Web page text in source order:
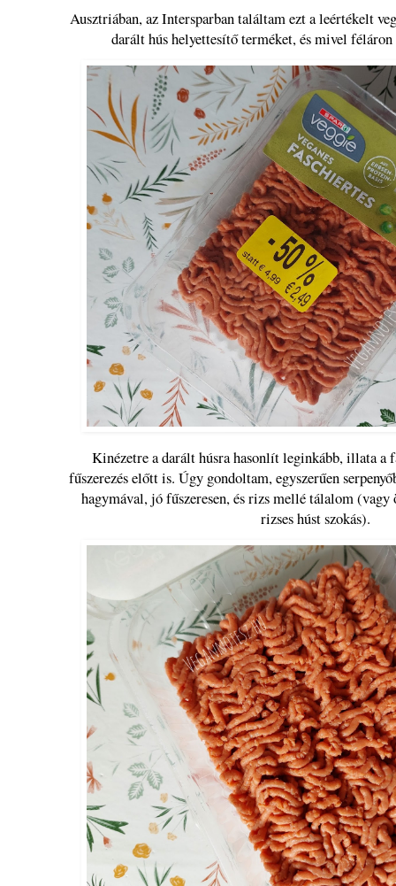
Ausztriában, az Intersparban találtam ezt a leértékelt
darált hús helyettesítő terméket, és mivel
Kinézetre a darált húsra hasonlít leginkább, illata a
fűszerezés előtt is. Úgy gondoltam, egyszerűen
hagymával, jó fűszeresen, és rizs mellé tálalom (vagy
rizses húst szokás).